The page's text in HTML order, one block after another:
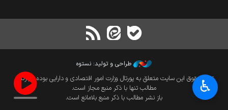
طراحی و تولید: نستوه
تمام حقوق این سایت متعلق به پورتال وزارت امور اقتصادی و دارایی بوده و بازنشر
مطالب تنها با ذکر منبع مجاز است.
باز نشر مطالب با ذکر منبع بلامانع است.
♿︎